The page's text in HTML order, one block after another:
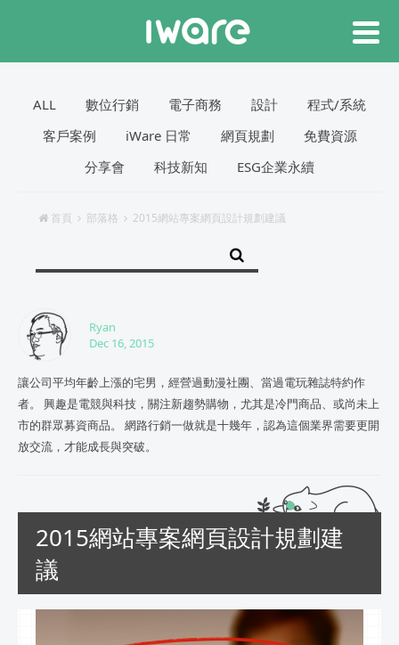
ALL 數位行銷 電子商務 設計
程式/系統
客戶案例
iWare 日常 網頁規劃
免費資源
分享會
科技新知 ESG企業永續
首頁 部落格 2015網站專案網頁設計規劃建議
Ryan
Dec 16, 2015
讓公司平均年齡上漲的宅男，經營過動漫社團、當過電玩雜誌特約作
者。 興趣是電競與科技，關注新趨勢購物，尤其是冷門商品、或尚未上
市的群眾募資商品。 網路行銷一做就是十幾年，認為這個業界需要更開
放交流，才能成長與突破。
2015網站專案網頁設計規劃建
議